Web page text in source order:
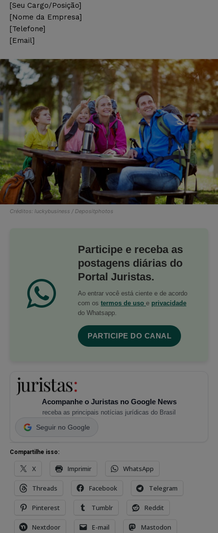
[Seu Cargo/Posição]
[Nome da Empresa]
[Telefone]
[Email]
Créditos: luckybusiness / Depositphotos
Participe e receba as
postagens diárias do
Portal Juristas.
Ao entrar você está ciente e de acordo
com os termos de uso e privacidade
do Whatsapp.
PARTICIPE DO CANAL
Acompanhe o Juristas no Google News
receba as principais notícias jurídicas do Brasil
Seguir no Google
Compartilhe isso:
X Imprimir WhatsApp
Threads Facebook Telegram
Pinterest Tumblr Reddit
Nextdoor E-mail Mastodon